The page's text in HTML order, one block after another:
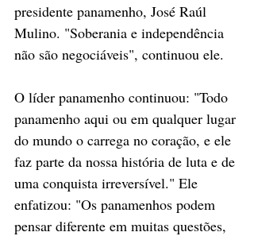
presidente panamenho, José Raúl
Mulino. "Soberania e independência
não são negociáveis", continuou ele.
O líder panamenho continuou: "Todo
panamenho aqui ou em qualquer lugar
do mundo o carrega no coração, e ele
faz parte da nossa história de luta e de
uma conquista irreversível." Ele
enfatizou: "Os panamenhos podem
pensar diferente em muitas questões,